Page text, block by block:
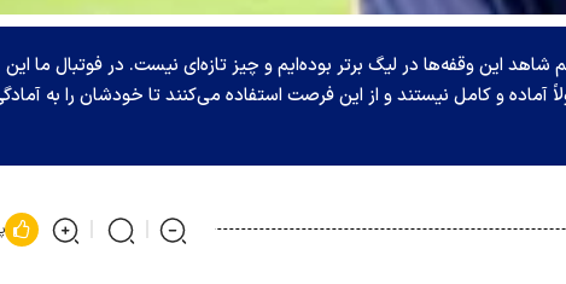
این وقفه‌ها در لیگ برتر بوده‌ایم و چیز تازه‌ای نیست. در فوتبال ما این
و کامل نیستند و از این فرصت استفاده می‌کنند تا خودشان را به